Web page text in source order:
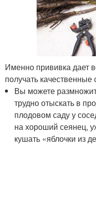
Именно прививка дает
получать
Вы можете
трудно отыскать в
плодовом саду у
на хороший сеянец,
кушать «яблочки из